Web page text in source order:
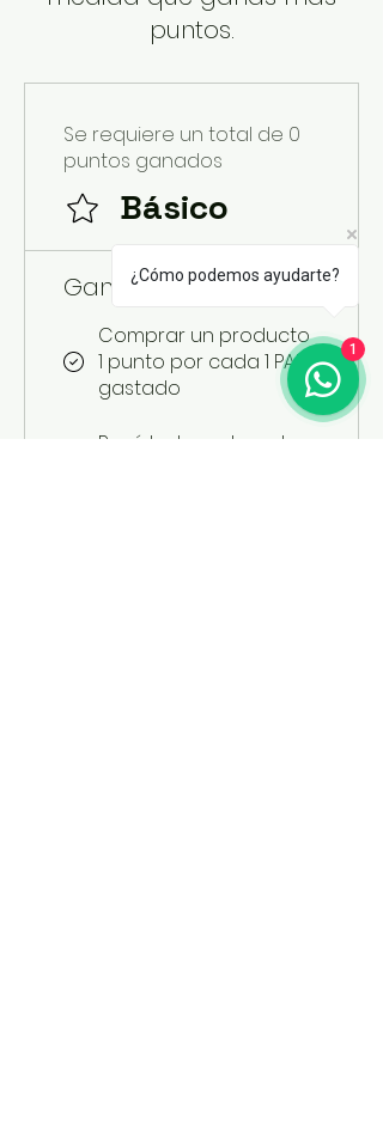
puntos.
Básico
Se requiere un total de 0
puntos ganados
Gana puntos
Comprar un producto
1 punto por cada 1 PAB
gastado
Regístrate en la web
¿Cómo podemos ayudarte?
1